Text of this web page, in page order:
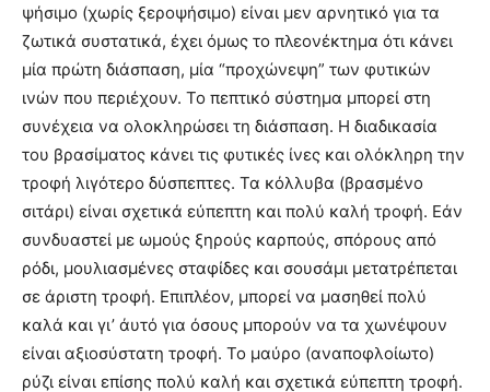
ψήσιμο (χωρίς ξεροψήσιμο) είναι μεν αρνητικό για τα
ζωτικά συστατικά, έχει όμως το πλεονέκτημα ότι κάνει
μία πρώτη διάσπαση, μία “προχώνεψη” των φυτικών
ινών που περιέχουν. Το πεπτικό σύστημα μπορεί στη
συνέχεια να ολοκληρώσει τη διάσπαση. Η διαδικασία
του βρασίματος κάνει τις φυτικές ίνες και ολόκληρη την
τροφή λιγότερο δύσπεπτες. Τα κόλλυβα (βρασμένο
σιτάρι) είναι σχετικά εύπεπτη και πολύ καλή τροφή. Εάν
συνδυαστεί με ωμούς ξηρούς καρπούς, σπόρους από
ρόδι, μουλιασμένες σταφίδες και σουσάμι μετατρέπεται
σε άριστη τροφή. Επιπλέον, μπορεί να μασηθεί πολύ
καλά και γι’ άυτό για όσους μπορούν να τα χωνέψουν
είναι αξιοσύστατη τροφή. Το μαύρο (αναποφλοίωτο)
ρύζι είναι επίσης πολύ καλή και σχετικά εύπεπτη τροφή.